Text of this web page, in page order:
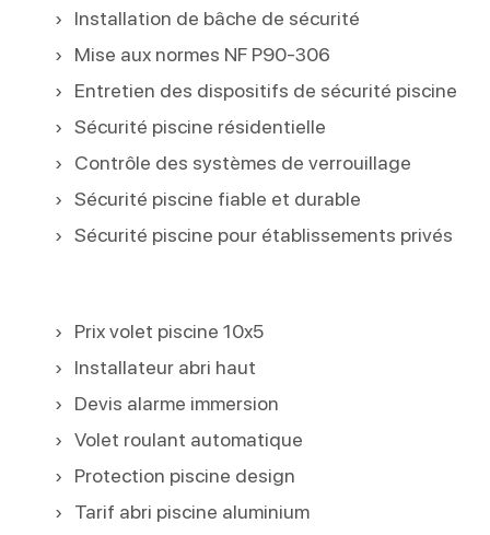
Installation de bâche de sécurité
Mise aux normes NF P90-306
Entretien des dispositifs de sécurité piscine
Sécurité piscine résidentielle
Contrôle des systèmes de verrouillage
Sécurité piscine fiable et durable
Sécurité piscine pour établissements privés
Prix volet piscine 10x5
Installateur abri haut
Devis alarme immersion
Volet roulant automatique
Protection piscine design
Tarif abri piscine aluminium